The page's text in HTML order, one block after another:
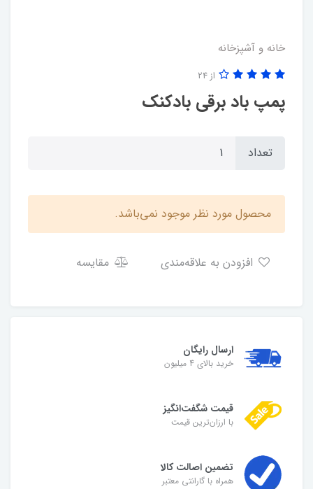
خانه و آشپزخانه
پمپ باد برقی بادکنک
از 24
تعداد
محصول مورد نظر موجود نمی‌باشد.
مقایسه
ارسال رایگان
خرید بالای 4 میلیون
قیمت شگفت‌انگیز
با ارزان‌ترین قیمت
تضمین اصالت کالا
همراه با گارانتی معتبر